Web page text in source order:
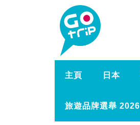
主頁 日本
旅遊品牌選舉 2026